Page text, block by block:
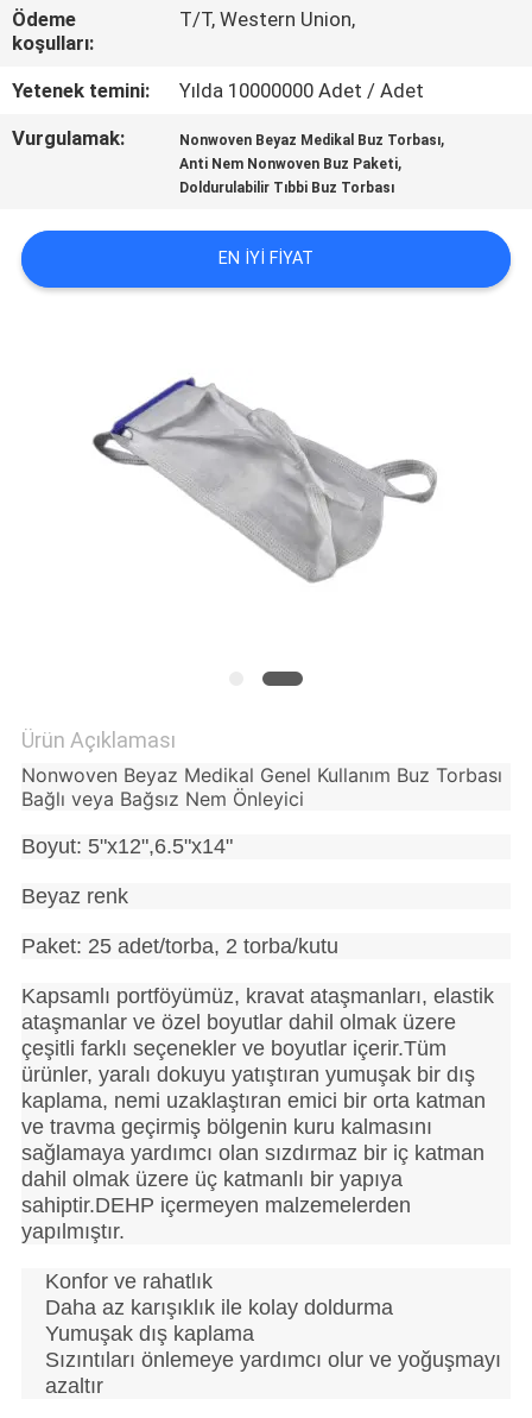
BIR
ISTEĞI
SITE
PRIVACY
POLICY
Ödeme
koşulları:
T/T, Western Union,
Yetenek temini:
Yılda 10000000 Adet / Adet
Vurgulamak:
Nonwoven Beyaz Medikal Buz Torbası,
Anti Nem Nonwoven Buz Paketi,
Doldurulabilir Tıbbi Buz Torbası
EN IYI FIYAT
Ürün Açıklaması
Nonwoven Beyaz Medikal Genel Kullanım Buz Torbası
Bağlı veya Bağsız Nem Önleyici
Boyut: 5"x12",6.5"x14"
Beyaz renk
Paket: 25 adet/torba, 2 torba/kutu
Kapsamlı portföyümüz, kravat ataşmanları, elastik
ataşmanlar ve özel boyutlar dahil olmak üzere
çeşitli farklı seçenekler ve boyutlar içerir.Tüm
ürünler, yaralı dokuyu yatıştıran yumuşak bir dış
kaplama, nemi uzaklaştıran emici bir orta katman
ve travma geçirmiş bölgenin kuru kalmasını
sağlamaya yardımcı olan sızdırmaz bir iç katman
dahil olmak üzere üç katmanlı bir yapıya
sahiptir.DEHP içermeyen malzemelerden
yapılmıştır.
Konfor ve rahatlık
Daha az karışıklık ile kolay doldurma
Yumuşak dış kaplama
Sızıntıları önlemeye yardımcı olur ve yoğuşmayı
azaltır